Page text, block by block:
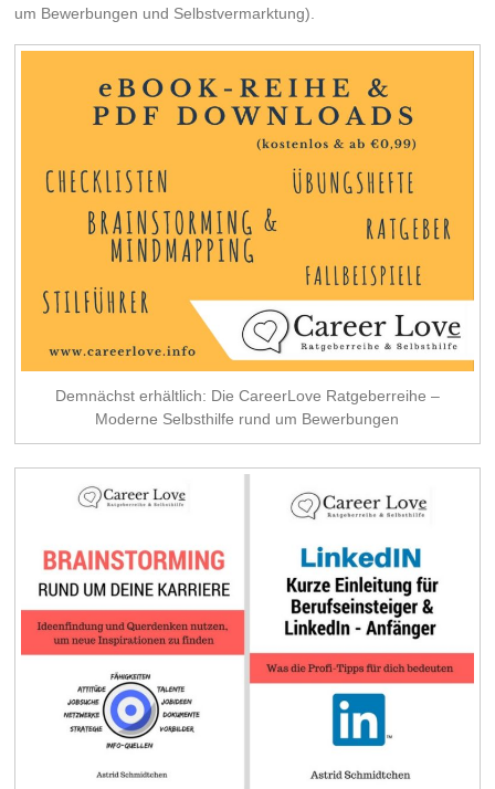
um Bewerbungen und Selbstvermarktung).
Demnächst erhältlich: Die CareerLove Ratgeberreihe –
Moderne Selbsthilfe rund um Bewerbungen